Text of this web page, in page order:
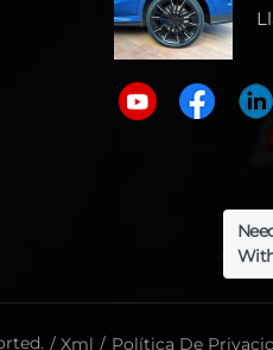
/ Xml / Política De